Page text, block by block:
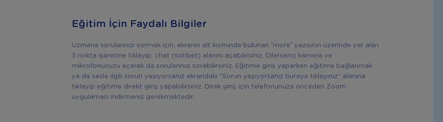
Eğitim İçin Faydalı Bilgiler
Uzmana sorularınızı sormak için, ekranın alt kısmında bulunan “more” yazısının üzerinde yer alan
3 nokta işaretine tıklayıp, chat (sohbet) alanını açabilirsiniz. Dilerseniz kamera ve
mikrofonunuzu açarak da sorularınızı sorabilirsiniz. Eğitime giriş yaparken eğitime bağlanmak
ya da sesle ilgili sorun yaşıyorsanız ekrandaki "Sorun yaşıyorsanız buraya tıklayınız" alanına
tıklayıp eğitime direkt giriş yapabilirsiniz. Direk giriş için telefonunuza önceden Zoom
uygulaması indirmeniz gerekmektedir.